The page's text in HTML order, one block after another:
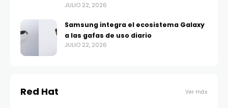
JULIO 22, 2026
Samsung integra el ecosistema Galaxy
a las gafas de uso diario
JULIO 22, 2026
Red Hat Ver más